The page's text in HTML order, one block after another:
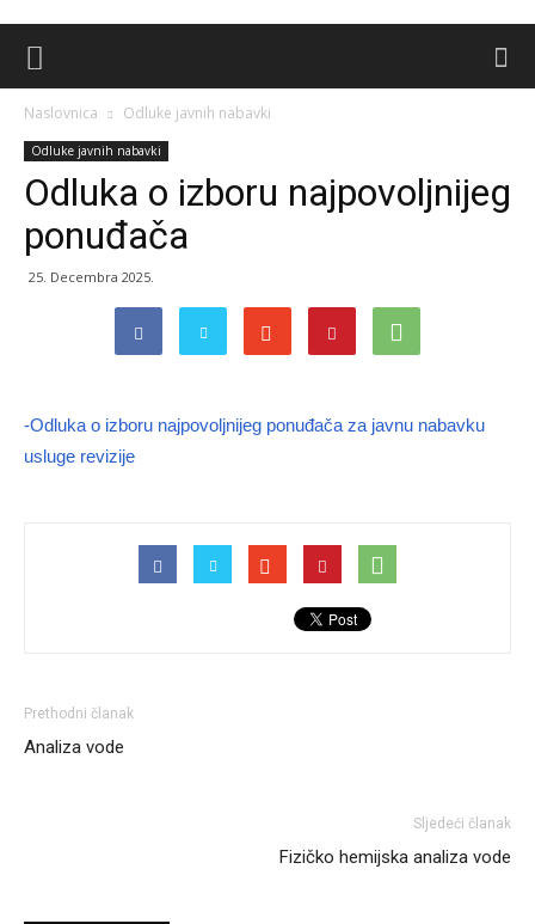
Naslovnica Odluke javnih nabavki
Odluke javnih nabavki
Odluka o izboru najpovoljnijeg
ponuđača
25. Decembra 2025.
-Odluka o izboru najpovoljnijeg ponuđača za javnu nabavku
usluge revizije
Prethodni članak
Analiza vode
Sljedeći članak
Fizičko hemijska analiza vode